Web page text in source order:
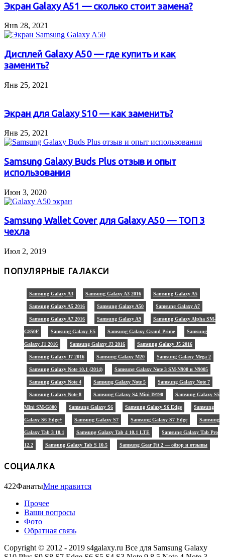
Экран Galaxy A51 — сколько стоит замена?
Янв 28, 2021
Дисплей Galaxy A50 — где купить и как
заменить?
Янв 25, 2021
Экран для Galaxy S10 — как заменить?
Янв 25, 2021
Samsung Galaxy Buds Plus отзыв и опыт
использования
Июн 3, 2020
Samsung Wallet Cover для Galaxy A50 — ТОП 3
чехла
Июл 2, 2019
ПОПУЛЯРНЫЕ ГАЛАКСИ
Samsung Galaxy A3 Samsung Galaxy A3 2016 Samsung Galaxy A5
Samsung Galaxy A5 2016 Samsung Galaxy A50 Samsung Galaxy A7
Samsung Galaxy A7 2016 Samsung Galaxy A9 Samsung Galaxy Alpha SM-
G850F Samsung Galaxy E5 Samsung Galaxy Grand Prime Samsung
Galaxy J1 2016 Samsung Galaxy J3 2016 Samsung Galaxy J5 2016
Samsung Galaxy J7 2016 Samsung Galaxy M20 Samsung Galaxy Mega 2
Samsung Galaxy Note 10.1 (2014) Samsung Galaxy Note 3 SM-N900 и N9005
Samsung Galaxy Note 4 Samsung Galaxy Note 5 Samsung Galaxy Note 7
Samsung Galaxy Note 8 Samsung Galaxy S4 Mini I9190 Samsung Galaxy S5
Mini SM-G800 Samsung Galaxy S6 Samsung Galaxy S6 Edge Samsung
Galaxy S6 Edge+ Samsung Galaxy S7 Samsung Galaxy S7 Edge Samsung
Galaxy Tab 3 10.1 Samsung Galaxy Tab 4 10.1 LTE Samsung Galaxy Tab Pro
12.2 Samsung Galaxy Tab S 10.5 Samsung Gear Fit 2 — обзор и отзывы
СОЦИАЛКА
422ФанатыМне нравится
Прочее
Ваши вопросы
Фото
Обратная связь
Copyright © 2012 - 2019 s4galaxy.ru Все для Samsung Galaxy